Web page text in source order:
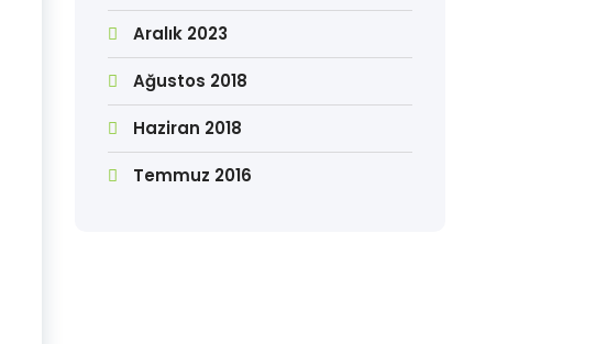
Aralık 2023
Ağustos 2018
Haziran 2018
Temmuz 2016